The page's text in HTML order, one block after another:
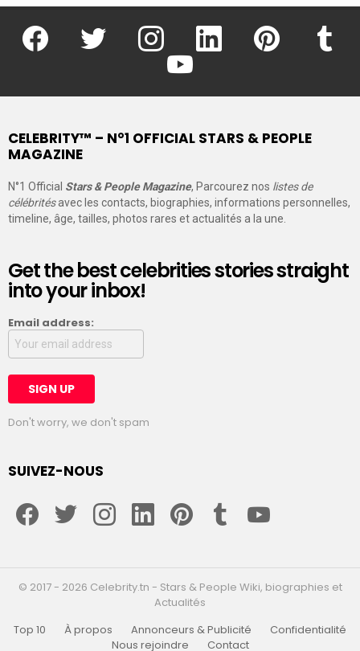
facebook twitter instagram linkedin pinterest
youtube
CELEBRITY™ – N°1 OFFICIAL STARS & PEOPLE
MAGAZINE
N°1 Official Stars & People Magazine, Parcourez nos listes de
célébritésavec les contacts, biographies, informations personnelles,
timeline, âge, tailles, photos rares et actualités a la une.
Get the best celebrities stories straight
into your inbox!
Email address:
Don't worry, we don't spam
SUIVEZ-NOUS
© 2017 - 2026 Celebrity.tn - Stars & People Wiki, biographies et
Actualités
Top 10
À propos Annonceurs & Publicité
Confidentialité
Nous rejoindre
Contact